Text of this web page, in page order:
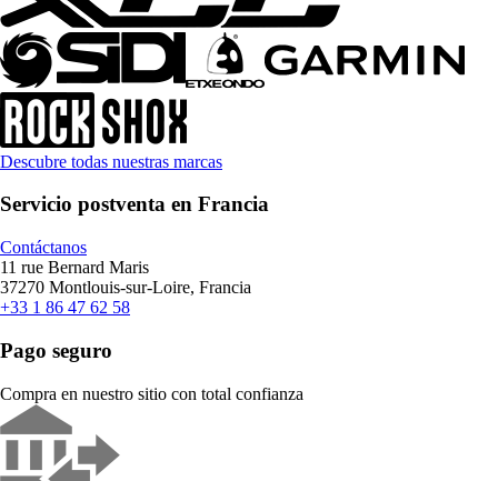
Descubre todas nuestras marcas
Servicio postventa en Francia
Contáctanos
11 rue Bernard Maris
37270 Montlouis-sur-Loire, Francia
+33 1 86 47 62 58
Pago seguro
Compra en nuestro sitio con total confianza